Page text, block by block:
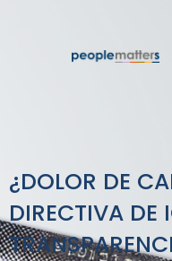
¿DOLOR DE
DIRECTIVA DE